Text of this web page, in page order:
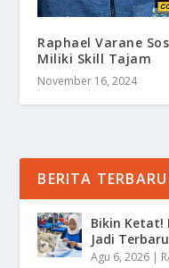
Raphael Varane
Miliki Skill Tajam
November 16, 2024
BERITA TERBARU
Bikin Ketat!
Jadi Terbaru
Agu 6, 2026 |